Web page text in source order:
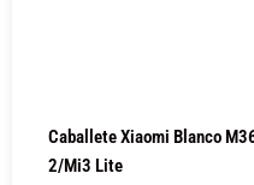
Caballete Xiaomi Blanco
2/Mi3 Lite